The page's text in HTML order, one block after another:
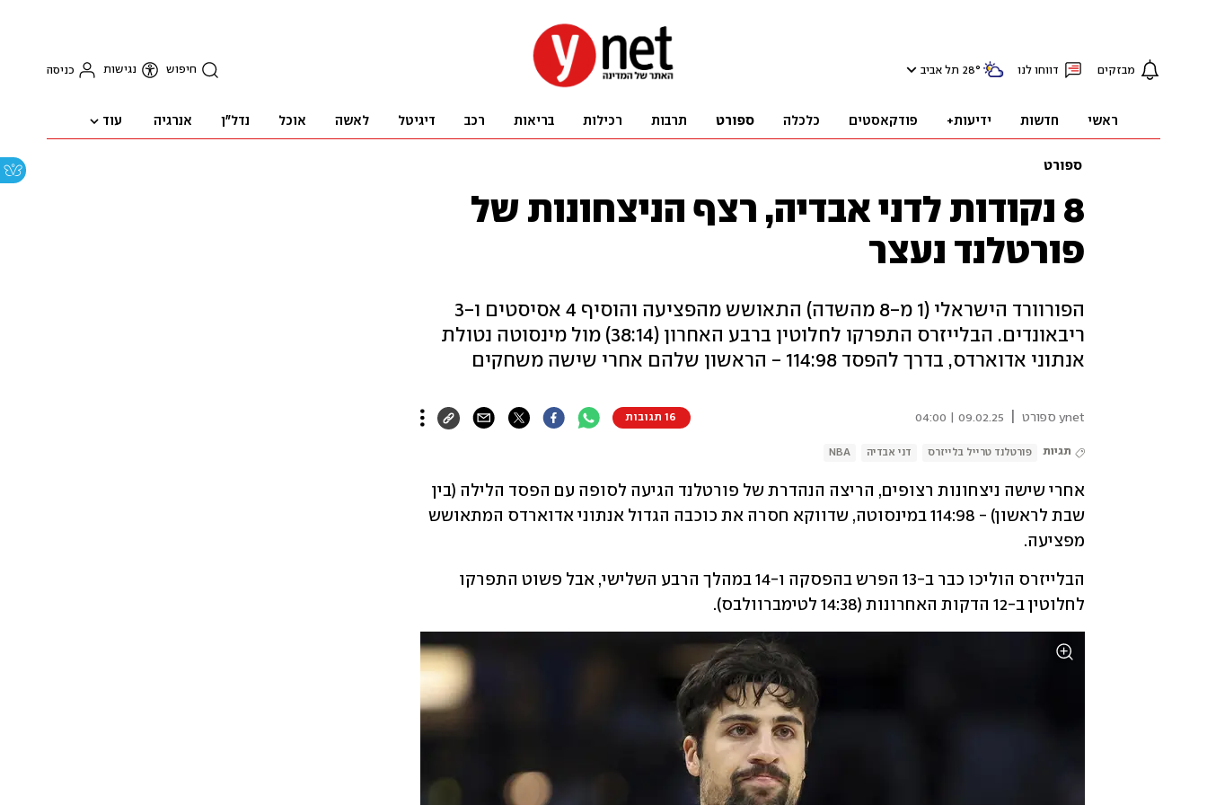
מבזקים דווחו לנו 28° תל אביב חיפוש נגישות כניסה
ראשי חדשות ידיעות+ פודקאסטים כלכלה ספורט תרבות רכילות בריאות רכב דיגיטל לאשה אוכל נדל"ן אנרגיה עוד
ספורט
8 נקודות לדני אבדיה, רצף הניצחונות של
פורטלנד נעצר
הפורוורד הישראלי (1 מ-8 מהשדה) התאושש מהפציעה והוסיף 4 אסיסטים ו-3
ריבאונדים. הבלייזרס התפרקו לחלוטין ברבע האחרון (38:14) מול מינסוטה נטולת
אנתוני אדוארדס, בדרך להפסד 114:98 - הראשון שלהם אחרי שישה משחקים
ynet ספורט 09.02.25 | 04:00 16 תגובות
תגיות פורטלנד טרייל בלייזרס דני אבדיה NBA
מפציעה.
לחלוטין ב-12 הדקות האחרונות (14:38 לטימברוולבס).